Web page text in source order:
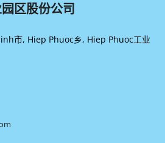
区股份公司
市, Hiep Phuoc乡, Hiep Phuoc工业